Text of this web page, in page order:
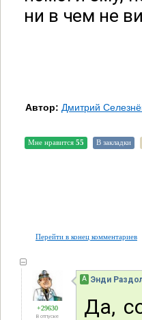
ни в чем не
Автор: Дмитрий
Мне нравится 55 В закладки
Перейти в конец комментариев
+29630
В отпуске
А Энди
Да,